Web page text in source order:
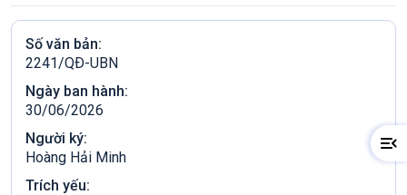
Số văn bản:
2241/QÐ-UBN
Ngày ban hành:
30/06/2026
Người ký:
Hoàng Hải Minh
Trích yếu: